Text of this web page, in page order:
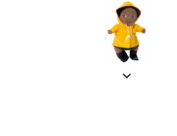
keyboard_arrow_down